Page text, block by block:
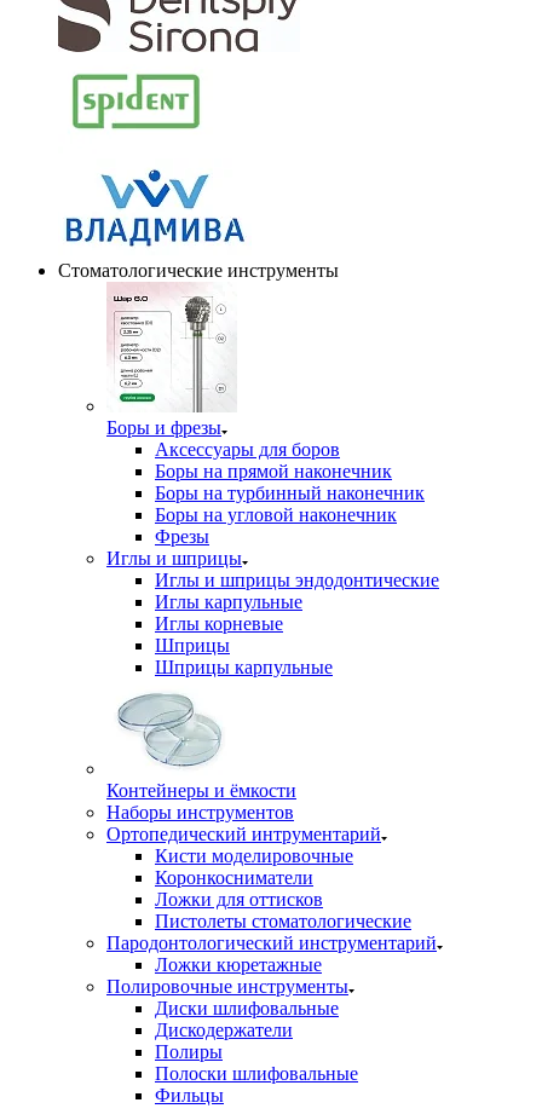
Стоматологические инструменты
Боры и фрезы
Аксессуары для боров
Боры на прямой наконечник
Боры на турбинный наконечник
Боры на угловой наконечник
Фрезы
Иглы и шприцы
Иглы и шприцы эндодонтические
Иглы карпульные
Иглы корневые
Шприцы
Шприцы карпульные
Контейнеры и ёмкости
Наборы инструментов
Ортопедический интрументарий
Кисти моделировочные
Коронкосниматели
Ложки для оттисков
Пистолеты стоматологические
Пародонтологический инструментарий
Ложки кюретажные
Полировочные инструменты
Диски шлифовальные
Дискодержатели
Полиры
Полоски шлифовальные
Фильцы